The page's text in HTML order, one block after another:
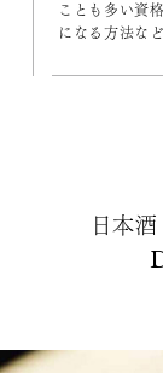
ことも多い資
になる方法な
日本